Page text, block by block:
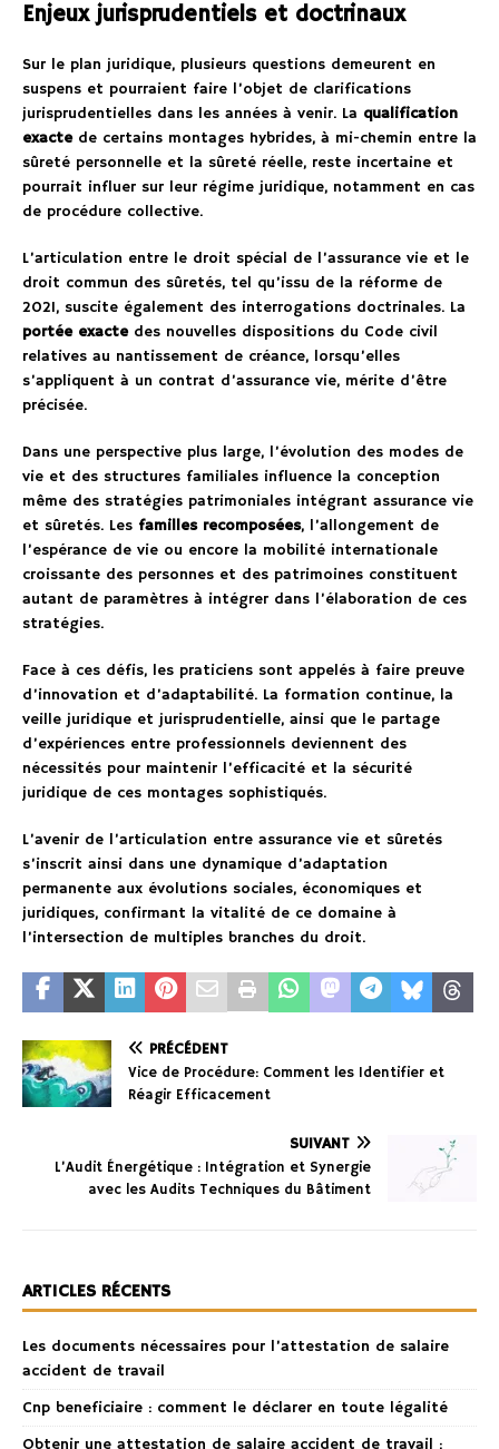
Enjeux jurisprudentiels et doctrinaux
Sur le plan juridique, plusieurs questions demeurent en
suspens et pourraient faire l’objet de clarifications
jurisprudentielles dans les années à venir. La qualification
exactede certains montages hybrides, à mi-chemin entre la
sûreté personnelle et la sûreté réelle, reste incertaine et
pourrait influer sur leur régime juridique, notamment en cas
de procédure collective.
L’articulation entre le droit spécial de l’assurance vie et le
droit commun des sûretés, tel qu’issu de la réforme de
2021, suscite également des interrogations doctrinales. La
portée exactedes nouvelles dispositions du Code civil
relatives au nantissement de créance, lorsqu’elles
s’appliquent à un contrat d’assurance vie, mérite d’être
précisée.
Dans une perspective plus large, l’évolution des modes de
vie et des structures familiales influence la conception
même des stratégies patrimoniales intégrant assurance vie
et sûretés. Les familles recomposées, l’allongement de
l’espérance de vie ou encore la mobilité internationale
croissante des personnes et des patrimoines constituent
autant de paramètres à intégrer dans l’élaboration de ces
stratégies.
Face à ces défis, les praticiens sont appelés à faire preuve
d’innovation et d’adaptabilité. La formation continue, la
veille juridique et jurisprudentielle, ainsi que le partage
d’expériences entre professionnels deviennent des
nécessités pour maintenir l’efficacité et la sécurité
juridique de ces montages sophistiqués.
L’avenir de l’articulation entre assurance vie et sûretés
s’inscrit ainsi dans une dynamique d’adaptation
permanente aux évolutions sociales, économiques et
juridiques, confirmant la vitalité de ce domaine à
l’intersection de multiples branches du droit.
PRÉCÉDENT
Vice de Procédure: Comment les Identifier et
Réagir Efficacement
SUIVANT
L’Audit Énergétique : Intégration et Synergie
avec les Audits Techniques du Bâtiment
ARTICLES RÉCENTS
Les documents nécessaires pour l’attestation de salaire
accident de travail
Cnp beneficiaire : comment le déclarer en toute légalité